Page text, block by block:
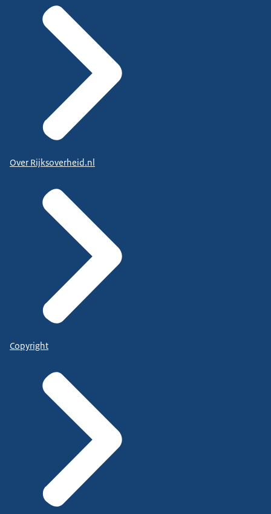
Over Rijksoverheid.nl
Copyright